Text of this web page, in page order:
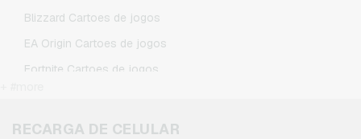
Blizzard Cartoes de jogos
EA Origin Cartoes de jogos
Fortnite Cartoes de jogos
Minecraft Cartoes de jogos
RECARGA DE CELULAR